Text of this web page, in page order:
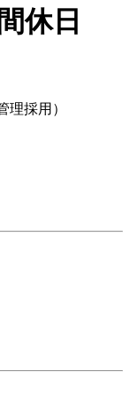
休日
採用）